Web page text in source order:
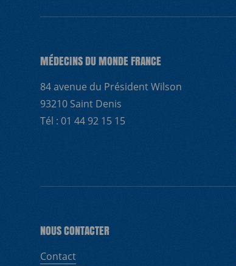
MÉDECINS DU MONDE FRANCE
84 avenue du Président Wilson
93210 Saint Denis
Tél : 01 44 92 15 15
NOUS CONTACTER
Contact